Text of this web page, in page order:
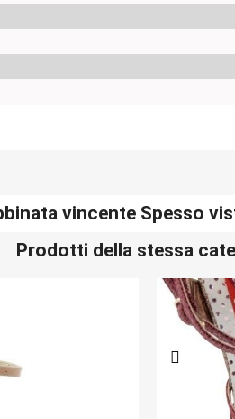
vincente Spesso
Prodotti della stessa